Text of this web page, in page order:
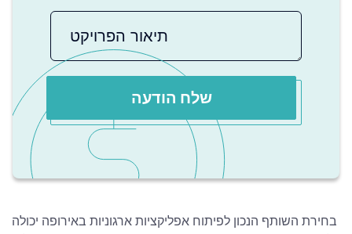
שלח הודעה
בחירת השותף הנכון לפיתוח אפליקציות ארגוניות באירופה יכולה